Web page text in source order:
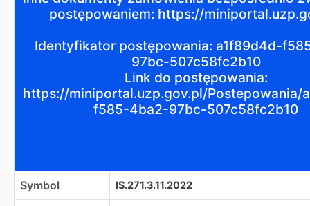
postępowaniem: https://
Identyfikator postępowania: a1f89d4d-
97bc-507c58fc2b10
Link do postępowania:
https://miniportal.uzp.gov.pl/Postepowania/
f585-4ba2-97bc-507c58fc2b10
Symbol IS.271.3.11.2022